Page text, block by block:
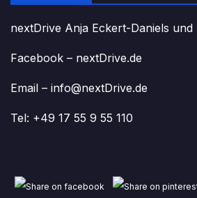
nextDrive Anja Eckert-Daniels und
Facebook – nextDrive.de
Email – info@nextDrive.de
Tel: +49 17 55 9 55 110